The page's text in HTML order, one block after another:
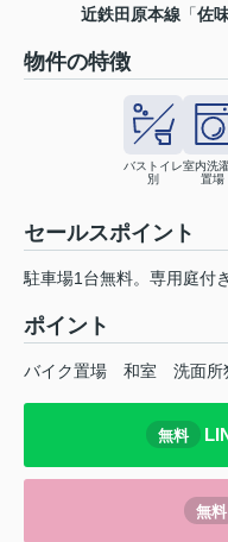
近鉄田原本線 「佐
物件の特徴
バストイレ
別
室内洗
置場
セールスポイント
駐車場1台無料。専用庭付
ポイント
バイク置場 和室 洗面所
無料
無料